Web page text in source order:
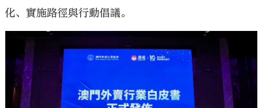
化、實施路徑與行動倡議。